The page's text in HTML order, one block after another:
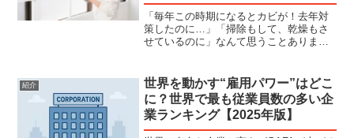
「毎年この時期になるとカビが！去年対
策したのに…」「掃除もして、乾燥もさ
せているのに」なんて思うことありませ
す！『防カビグッズ』には様々なタイプ
があります。どこで使うと...
紹介
世界を動かす“雇用パワー”はどこ
に？世界で最も従業員数の多い企
業ランキング【2025年版】